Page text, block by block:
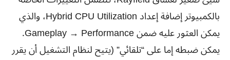
بالكمبيوتر إضافة إعداد Hybrid CPU Utilization، والذي
يمكن العثور عليه ضمن Gameplay → Performance.
يمكن ضبطه إما على “تلقائي” (يتيح لنظام التشغيل أن يقرر